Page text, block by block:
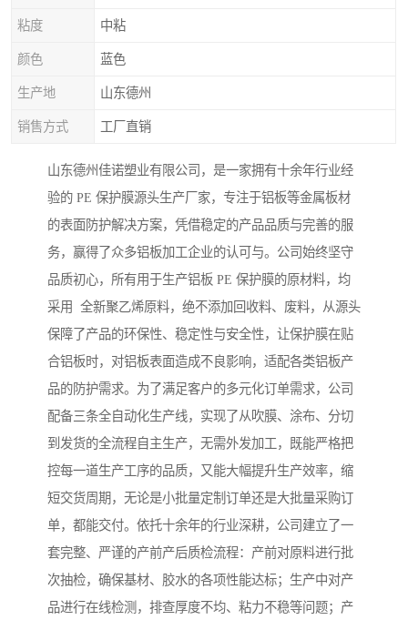
粘度 中粘
颜色 蓝色
生产地 山东德州
销售方式 工厂直销
山东德州佳诺塑业有限公司，是一家拥有十余年行业经
验的 PE 保护膜源头生产厂家，专注于铝板等金属板材
的表面防护解决方案，凭借稳定的产品品质与完善的服
务，赢得了众多铝板加工企业的认可与。公司始终坚守
品质初心，所有用于生产铝板 PE 保护膜的原材料，均
采用 全新聚乙烯原料，绝不添加回收料、废料，从源头
保障了产品的环保性、稳定性与安全性，让保护膜在贴
合铝板时，对铝板表面造成不良影响，适配各类铝板产
品的防护需求。为了满足客户的多元化订单需求，公司
配备三条全自动化生产线，实现了从吹膜、涂布、分切
到发货的全流程自主生产，无需外发加工，既能严格把
控每一道生产工序的品质，又能大幅提升生产效率，缩
短交货周期，无论是小批量定制订单还是大批量采购订
单，都能交付。依托十余年的行业深耕，公司建立了一
套完整、严谨的产前产后质检流程：产前对原料进行批
次抽检，确保基材、胶水的各项性能达标；生产中对产
品进行在线检测，排查厚度不均、粘力不稳等问题；产